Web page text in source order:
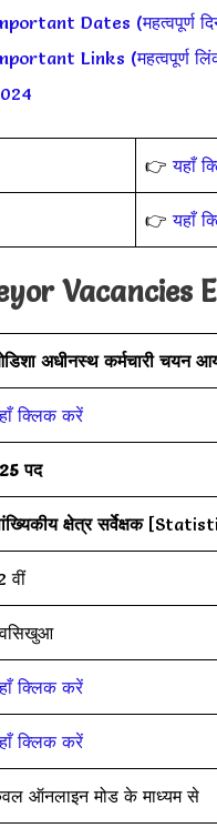
Dates (महत्वपूर्ण
Links (महत्वपूर्ण
👉यहाँ
👉यहाँ
Vacancies
अधीनस्थ कर्मचारी चयन
क्लिक करें
पद
क्षेत्र सर्वेक्षक
वीं
क्लिक करें
क्लिक करें
ऑनलाइन मोड के माध्यम से